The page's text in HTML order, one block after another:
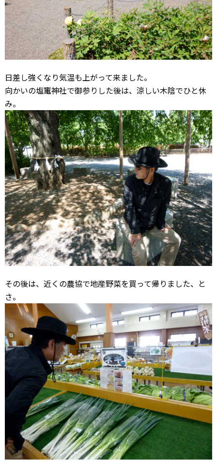
日差し強くなり気温も上がって来ました。
向かいの塩竃神社で御参りした後は、涼しい木陰でひと休
み。
その後は、近くの農協で地産野菜を買って帰りました、と
さ。